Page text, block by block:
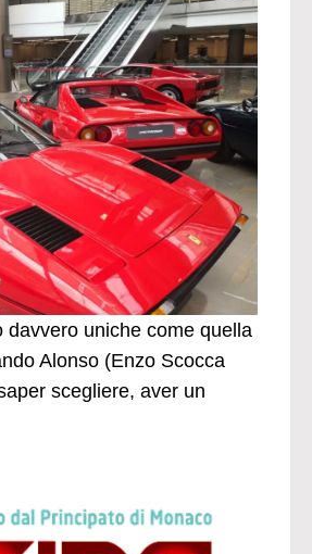
uniche come quella
Alonso (Enzo Scocca
scegliere, aver un